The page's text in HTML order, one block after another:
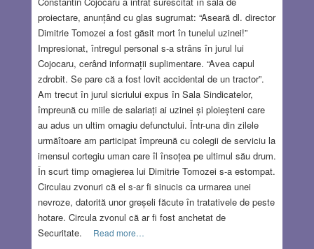
proiectare, anunțând cu glas sugrumat: “Aseară dl. director
Dimitrie Tomozei a fost găsit mort în tunelul uzinei!”
Impresionat, întregul personal s-a strâns în jurul lui
Cojocaru, cerând informații suplimentare. “Avea capul
zdrobit. Se pare că a fost lovit accidental de un tractor”.
Am trecut în jurul sicriului expus în Sala Sindicatelor,
împreună cu miile de salariați ai uzinei și ploieșteni care
au adus un ultim omagiu defunctului. Într-una din zilele
urmăîtoare am participat împreună cu colegii de serviciu la
imensul cortegiu uman care îl însoțea pe ultimul său drum.
În scurt timp omagierea lui Dimitrie Tomozei s-a estompat.
Circulau zvonuri că el s-ar fi sinucis ca urmarea unei
nevroze, datorită unor greșeli făcute în tratativele de peste
hotare. Circula zvonul că ar fi fost anchetat de
Securitate.
Read more…